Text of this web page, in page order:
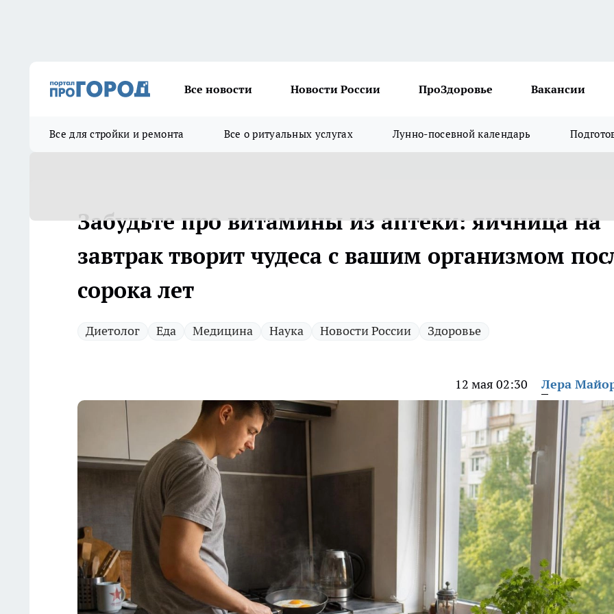
Все новости Новости России ПроЗдоровье Вакансии
Все для стройки и ремонта Все о ритуальных услугах Лунно-посевной календарь
Забудьте про витамины из аптеки: яичница на
завтрак творит чудеса с вашим организмом
сорока лет
Диетолог Еда Медицина Наука Новости России Здоровье
12 мая 02:30 Лера